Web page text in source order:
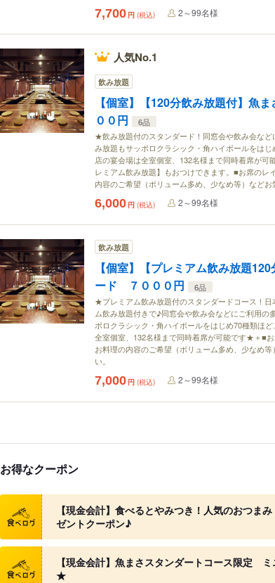
7,700 円 (税込) 2～99名様
人気No.1
飲み放題
【個室】【120分飲み放題付】魚
００円
6品
★飲み放題付のスタンダード！同窓会や飲み会など
み放題もサッポロクラシック・角ハイボールをは
店の宴会場は全室個室、132名様まで同時着席が
レミアム飲み放題】もおつけできます。■お席のレ
内容のご希望（ボリューム多め、少なめ等）などお
6,000 円 (税込) 2～99名様
飲み放題
【個室】【プレミアム飲み放題
ード ７０００円
6品
★プレミアム飲み放題付のスタンダードコース！日
ム飲み放題付きで♪同窓会や飲み会などにご利用の
ポロクラシック・角ハイボールをはじめ70種類ほ
全室個室、132名様まで同時着席が可能です★＋■
お料理の内容のご希望（ボリューム多め、少なめ
い。
7,000 円 (税込) 2～99名様
お得なクーポン
クーポン
【現金会計】食べるとやみつき！人気のおつま
ゼントクーポン♪
クーポン
【現金会計】魚まさスタンダートコース限定
★